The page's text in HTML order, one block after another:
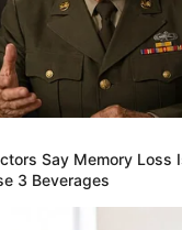
Say Memory Loss
3 Beverages